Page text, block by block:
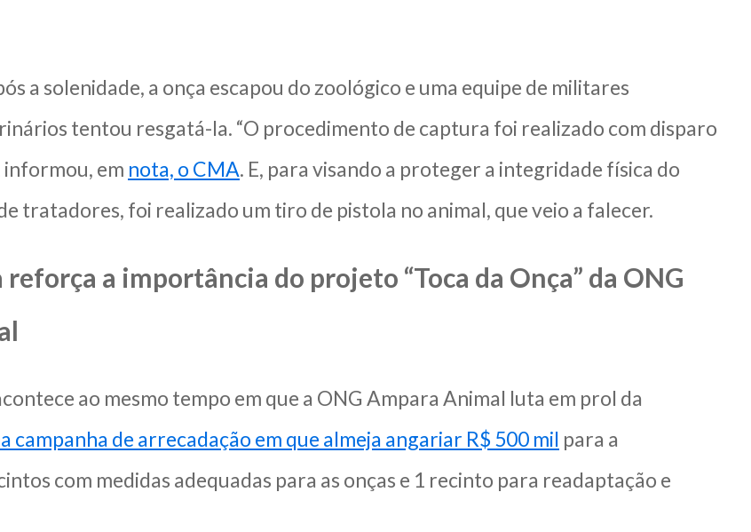
a solenidade, a onça escapou do zoológico e uma equipe de militares
tentou resgatá-la. “O procedimento de captura foi realizado com disparo
informou, em nota, o CMA. E, para visando a proteger a integridade física do
tratadores, foi realizado um tiro de pistola no animal, que veio a falecer.
a importância do projeto “Toca da Onça” da ONG
ao mesmo tempo em que a ONG Ampara Animal luta em prol da
campanha de arrecadação em que almeja angariar R$ 500 mil para a
com medidas adequadas para as onças e 1 recinto para readaptação e